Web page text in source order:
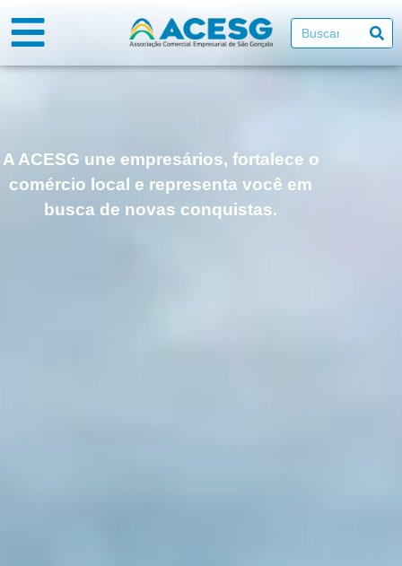
A ACESG une empresários, fortalece o
comércio local e representa você em
busca de novas conquistas.